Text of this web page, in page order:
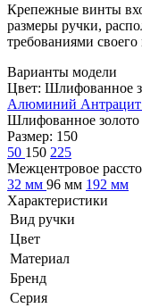
Крепежные винты
размеры ручки,
требованиями
Варианты модели
Цвет: Шлифованное
Алюминий Антрацит
Шлифованное золото
Размер: 150
50 150 225
Межцентровое
32 мм 96 мм 192 мм
Характеристики
Вид ручки
Цвет
Материал
Бренд
Серия